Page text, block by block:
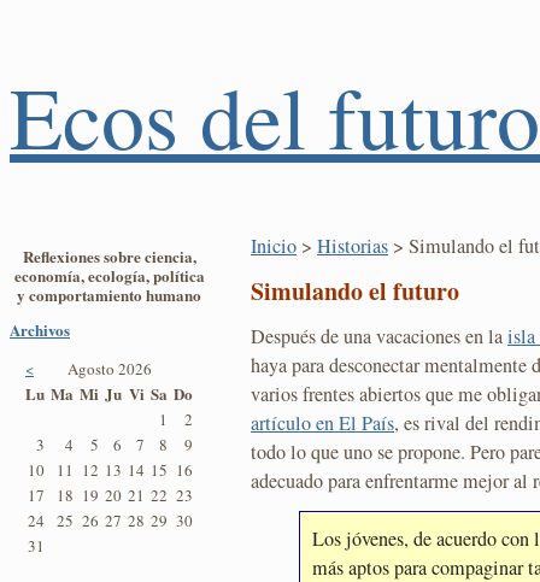
Ecos del futuro
Reflexiones sobre ciencia,
economía, ecología, política
y comportamiento humano
Archivos
< Agosto 2026
Lu Ma Mi Ju Vi Sa Do
1
2
3
4 5 6 7 8
9
10
11 12 13 14 15 16
17
18 19 20 21 22 23
24
25 26 27 28 29 30
31
Inicio > Historias > Simulando el
Simulando el futuro
Después de una vacaciones en laisla
haya para desconectar mentalmente
varios frentes abiertos que me
artículo en El País, es rival del
todo lo que uno se propone. Pero
adecuado para enfrentarme mejor al
Los jóvenes, de acuerdo
más aptos para compaginar